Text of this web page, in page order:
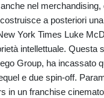
nel
a posteriori
York Times Luke
intellettuale. Questa
Group, ha incassato
e due spin-off.
in un franchise